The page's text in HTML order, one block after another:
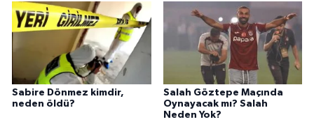
Sabire Dönmez kimdir,
neden öldü?
Salah Göztepe Maçında
Oynayacak mı? Salah
Neden Yok?